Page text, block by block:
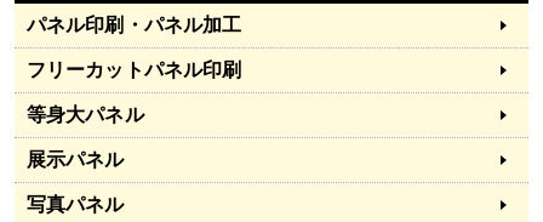
パネル印刷・パネル加工
フリーカットパネル印刷
等身大パネル
展示パネル
写真パネル